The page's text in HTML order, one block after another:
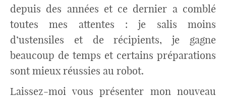
depuis des années et ce dernier a comblé
toutes mes attentes : je salis moins
d’ustensiles et de récipients, je gagne
beaucoup de temps et certains préparations
sont mieux réussies au robot.
Laissez-moi vous présenter mon nouveau